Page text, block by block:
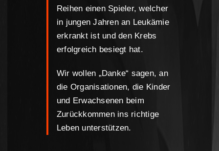
Reihen einen Spieler, welcher
in jungen Jahren an Leukämie
erkrankt ist und den Krebs
erfolgreich besiegt hat.
Wir wollen „Danke“ sagen, an
die Organisationen, die Kinder
und Erwachsenen beim
Zurückkommen ins richtige
Leben unterstützen.